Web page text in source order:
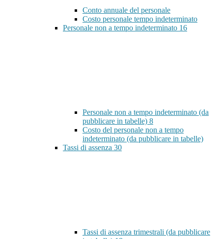
Conto annuale del personale
Costo personale tempo indeterminato
Personale non a tempo indeterminato 16
Personale non a tempo indeterminato (da
pubblicare in tabelle) 8
Costo del personale non a tempo
indeterminato (da pubblicare in tabelle)
Tassi di assenza 30
Tassi di assenza trimestrali (da pubblicare